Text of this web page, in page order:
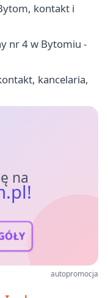
kontakt i
nr 4 w Bytomiu -
kancelaria,
na
autopromocja